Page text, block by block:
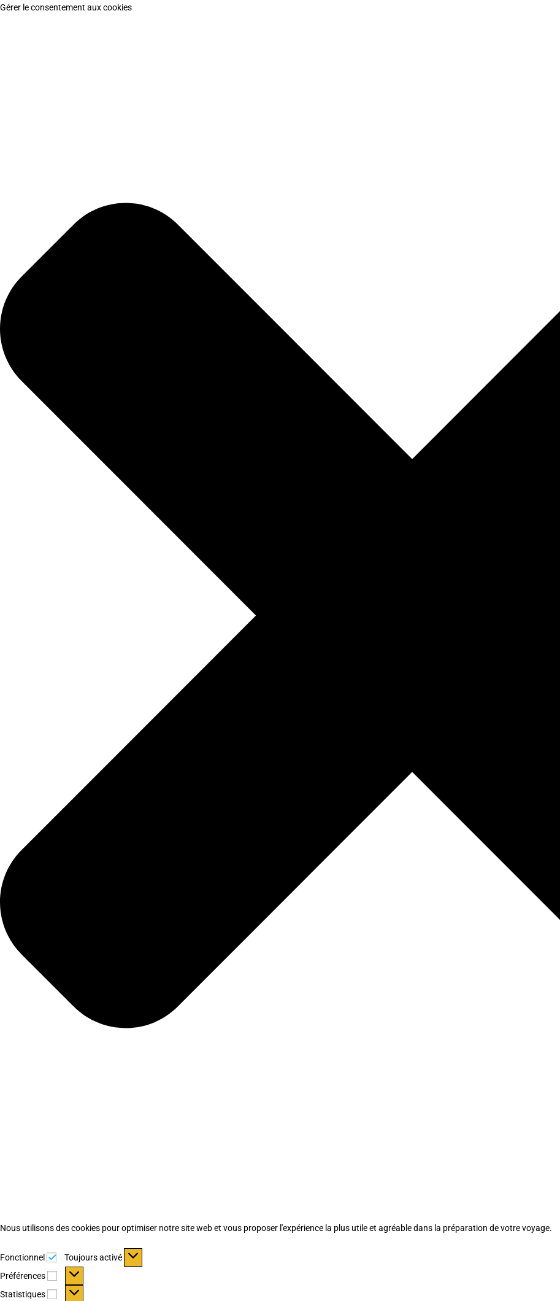
Gérer le consentement aux cookies
Nous utilisons des cookies pour optimiser notre site web et vous proposer l'expérience la plus utile et agréable dans la préparation de votre voyage.
Fonctionnel Fonctionnel
Toujours activé
Préférences
Préférences
Statistiques Statistiques